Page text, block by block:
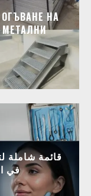
НА
МЕТАЛНИ
قائمة شاملة
في